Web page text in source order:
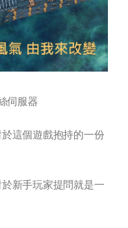
伺服器
這個遊戲抱持的一份
新手玩家提問就是一